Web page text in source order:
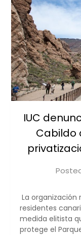
IUC
Cabildo
La organización
residentes
medida elitista
protege el